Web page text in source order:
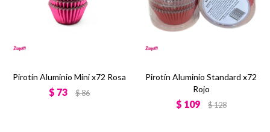
Pirotín Aluminio Mini x72 Rosa
$ 73 $86
Pirotín Aluminio Standard x72
Rojo
$ 109 $128